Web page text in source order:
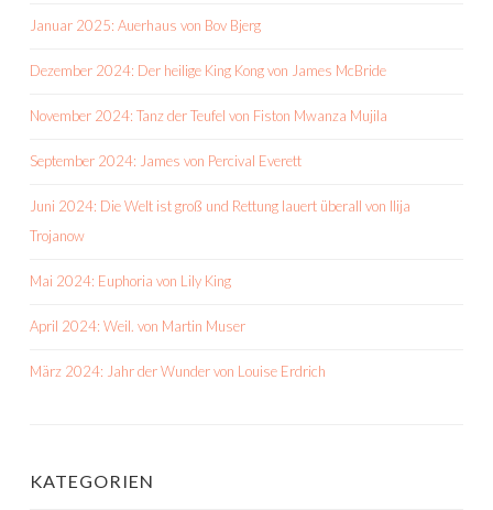
Januar 2025: Auerhaus von Bov Bjerg
Dezember 2024: Der heilige King Kong von James McBride
November 2024: Tanz der Teufel von Fiston Mwanza Mujila
September 2024: James von Percival Everett
Juni 2024: Die Welt ist groß und Rettung lauert überall von Ilija
Trojanow
Mai 2024: Euphoria von Lily King
April 2024: Weil. von Martin Muser
März 2024: Jahr der Wunder von Louise Erdrich
KATEGORIEN